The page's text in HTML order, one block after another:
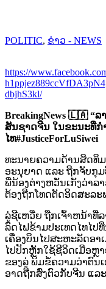
POLITIC, ຂ່າວ - NEWS
https://
dbjhS3kl/
BreakingNews 🇱🇦 “
ສັນຊາດຈີນ ໃນຂະນະທີ່ກ
ໄທ#JusticeForLuSiwei
ທະນາຍຄວາມດ້ານສິດທິ
ອະນຸຍາດ ແລະ ຖືກຈັບກຸ
ພີ່ນ້ອງຕ່າງຫວັ່ນເກັງວ່າລ
ຕ້ອງຖືກໂທດຕັດອິດສະລະ
ລູ່ຊີເຫວີ່ຍ ຖືກເຈົ້າຫນ້າທີ່
ລົດໄຟຂ້າມປະເທດໄທໄປ
ເຄື່ອງບິນໄປສະຫະລັດອາ
ໄປປັກຫຼັກໃຊ້ຊີວິດເມື່ອຫຼາ
ຂອງລູ່ ພິມຂໍ້ຄວາມວ່າຕົນ
ອາດຖືກສົ່ງຕົວກັບຈີນ ແລ